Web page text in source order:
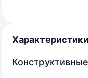
Характеристики